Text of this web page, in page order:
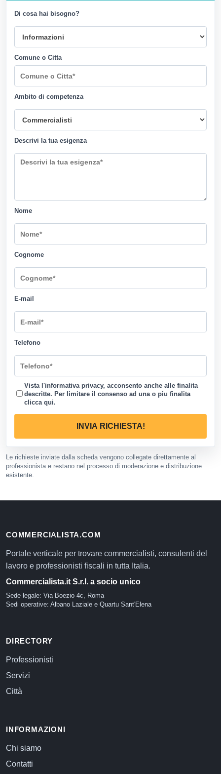
Di cosa hai bisogno?
Comune o Citta
Ambito di competenza
Descrivi la tua esigenza
Nome
Cognome
E-mail
Telefono
Vista l'informativa privacy, acconsento anche alle finalita
descritte. Per limitare il consenso ad una o piu finalita
clicca qui.
INVIA RICHIESTA!
Le richieste inviate dalla scheda vengono collegate direttamente al
professionista e restano nel processo di moderazione e distribuzione
esistente.
COMMERCIALISTA.COM
Portale verticale per trovare commercialisti, consulenti del
lavoro e professionisti fiscali in tutta Italia.
Commercialista.it S.r.l. a socio unico
Sede legale: Via Boezio 4c, Roma
Sedi operative: Albano Laziale e Quartu Sant'Elena
DIRECTORY
Professionisti
Servizi
Città
INFORMAZIONI
Chi siamo
Contatti